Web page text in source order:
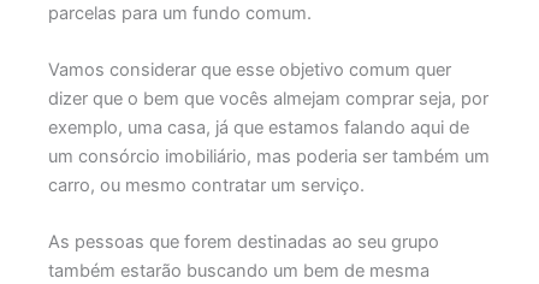
parcelas para um fundo comum.
Vamos considerar que esse objetivo comum quer
dizer que o bem que vocês almejam comprar seja, por
exemplo, uma casa, já que estamos falando aqui de
um consórcio imobiliário, mas poderia ser também um
carro, ou mesmo contratar um serviço.
As pessoas que forem destinadas ao seu grupo
também estarão buscando um bem de mesma